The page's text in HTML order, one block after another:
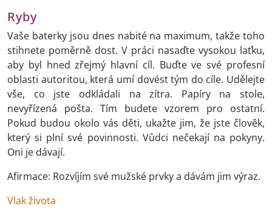
Ryby
Vaše baterky jsou dnes nabité na maximum, takže toho
stihnete poměrně dost. V práci nasaďte vysokou laťku,
aby byl hned zřejmý hlavní cíl. Buďte ve své profesní
oblasti autoritou, která umí dovést tým do cíle. Udělejte
vše, co jste odkládali na zítra. Papíry na stole,
nevyřízená pošta. Tím budete vzorem pro ostatní.
Pokud budou okolo vás děti, ukažte jim, že jste člověk,
který si plní své povinnosti. Vůdci nečekají na pokyny.
Oni je dávají.
Afirmace: Rozvíjím své mužské prvky a dávám jim výraz.
Vlak života